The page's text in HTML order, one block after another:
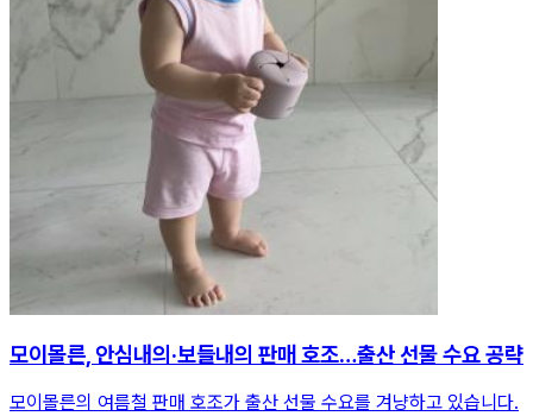
모이몰른, 안심내의·보들내의 판매 호조…출산 선물 수요 공략
모이몰른의 여름철 판매 호조가 출산 선물 수요를 겨냥하고 있습니다.